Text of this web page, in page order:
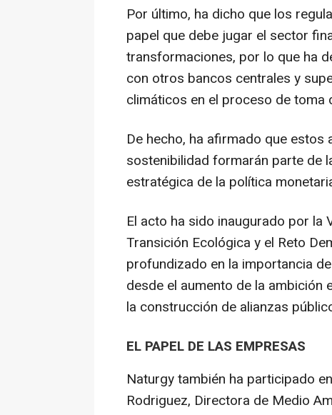
Por último, ha dicho que los
papel que debe jugar el sector
transformaciones, por lo que ha
con otros bancos centrales y
climáticos en el proceso de toma
De hecho, ha afirmado que
sostenibilidad formarán parte de
estratégica de la política
El acto ha sido inaugurado por la
Transición Ecológica y el Reto
profundizado en la importancia
desde el aumento de la ambición
la construcción de alianzas
EL PAPEL DE LAS EMPRESAS
Naturgy también ha participado
Rodriguez, Directora de Medio